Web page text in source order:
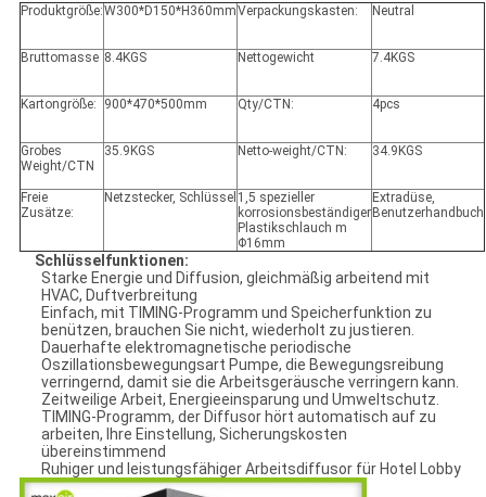
Produktgröße:W300*D150*H360mmVerpackungskasten: Neutral
Bruttomasse 8.4KGS Nettogewicht 7.4KGS
Kartongröße: 900*470*500mm Qty/CTN: 4pcs
Grobes
Weight/CTN
35.9KGS Netto-weight/CTN: 34.9KGS
Freie
Zusätze:
Netzstecker, Schlüssel 1,5 spezieller
korrosionsbeständiger
Plastikschlauch m
Φ16mm
Extradüse,
Benutzerhandbuch
Schlüsselfunktionen:
Starke Energie und Diffusion, gleichmäßig arbeitend mit
HVAC, Duftverbreitung
Einfach, mit TIMING-Programm und Speicherfunktion zu
benützen, brauchen Sie nicht, wiederholt zu justieren.
Dauerhafte elektromagnetische periodische
Oszillationsbewegungsart Pumpe, die Bewegungsreibung
verringernd, damit sie die Arbeitsgeräusche verringern kann.
Zeitweilige Arbeit, Energieeinsparung und Umweltschutz.
TIMING-Programm, der Diffusor hört automatisch auf zu
arbeiten, Ihre Einstellung, Sicherungskosten
übereinstimmend
Ruhiger und leistungsfähiger Arbeitsdiffusor für Hotel Lobby